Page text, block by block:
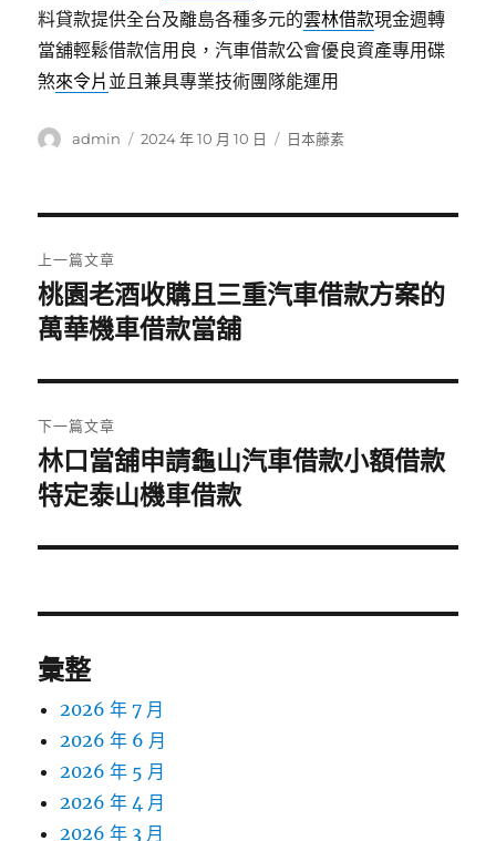
料貸款提供全台及離島各種多元的雲林借款現金週轉
當舖輕鬆借款信用良，汽車借款公會優良資產專用碟
煞來令片 並且兼具專業技術團隊能運用
作
admin
發
2024 年 10 月 10 日
分
日本藤素
章
導
覽
上一篇文章
上
一
文
章:
桃園老酒收購且三重汽車借款方案的
萬華機車借款當舖
下一篇文章
下
一
文
林口當舖申請龜山汽車借款小額借款
特定泰山機車借款
彙整
2026 年 7 月
2026 年 6 月
2026 年 5 月
2026 年 4 月
2026 年 3 月